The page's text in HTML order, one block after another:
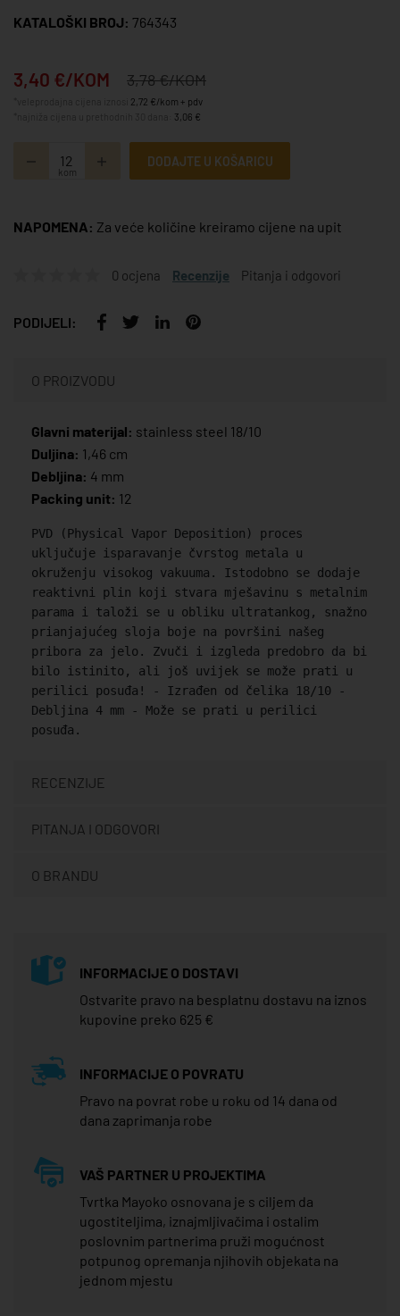
KATALOŠKI BROJ: 764343
3,40 €/KOM 3,78 €/KOM
2,72 €/kom + pdv
3,06 €
kom
DODAJTE U KOŠARICU
NAPOMENA: Za veće količine kreiramo cijene na upit
0 ocjena Recenzije Pitanja i odgovori
PODIJELI:
O PROIZVODU
Glavni materijal: stainless steel 18/10
Duljina: 1,46 cm
Debljina: 4 mm
Packing unit: 12
PVD (Physical Vapor Deposition) proces
uključuje isparavanje čvrstog metala u
okruženju visokog vakuuma. Istodobno se dodaje
reaktivni plin koji stvara mješavinu s metalnim
parama i taloži se u obliku ultratankog, snažno
prianjajućeg sloja boje na površini našeg
pribora za jelo. Zvuči i izgleda predobro da bi
bilo istinito, ali još uvijek se može prati u
perilici posuđa! - Izrađen od čelika 18/10 -
Debljina 4 mm - Može se prati u perilici
posuđa.
RECENZIJE
PITANJA I ODGOVORI
O BRANDU
INFORMACIJE O DOSTAVI
Ostvarite pravo na besplatnu dostavu na iznos
kupovine preko 625 €
INFORMACIJE O POVRATU
Pravo na povrat robe u roku od 14 dana od
dana zaprimanja robe
VAŠ PARTNER U PROJEKTIMA
Tvrtka Mayoko osnovana je s ciljem da
ugostiteljima, iznajmljivačima i ostalim
poslovnim partnerima pruži mogućnost
potpunog opremanja njihovih objekata na
jednom mjestu